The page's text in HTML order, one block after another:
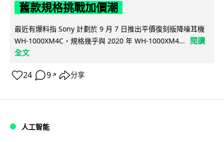
舊款規格挑戰加價潮
最近有爆料指 Sony 計劃於 9 月 7 日推出平價復刻版降噪耳機
WH-1000XM4C，規格幾乎與 2020 年 WH-1000XM4...
閱讀
全文
24 9 ↗ 分享
人工智能